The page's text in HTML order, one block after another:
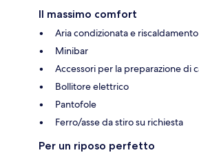
Il massimo comfort
Aria condizionata e riscaldamento
Minibar
Accessori per la preparazione di
Bollitore elettrico
Pantofole
Ferro/asse da stiro su richiesta
Per un riposo perfetto